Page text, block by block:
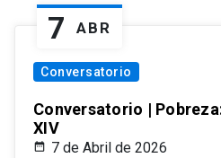
7 ABR
Conversatorio
Conversatorio |
XIV
7 de Abril de 2026